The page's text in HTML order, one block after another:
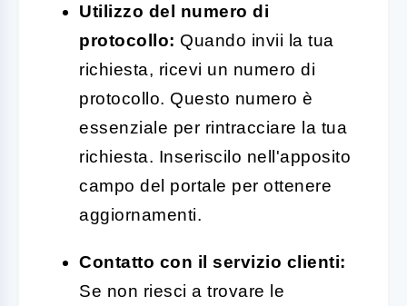
Utilizzo del numero di
protocollo: Quando invii la tua
richiesta, ricevi un numero di
protocollo. Questo numero è
essenziale per rintracciare la tua
richiesta. Inseriscilo nell'apposito
campo del portale per ottenere
aggiornamenti.
Contatto con il servizio clienti:
Se non riesci a trovare le